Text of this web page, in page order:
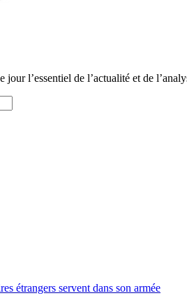
l’essentiel de l’actualité et de
étrangers servent dans son armée